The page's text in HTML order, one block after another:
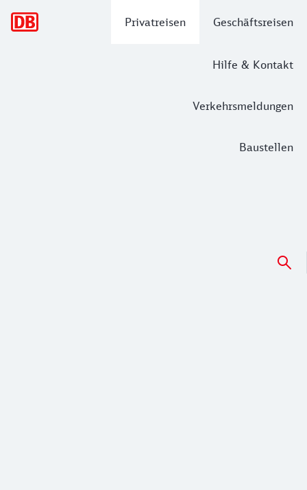
Privatreisen Geschäftsreisen
Hilfe & Kontakt
Verkehrsmeldungen
Baustellen